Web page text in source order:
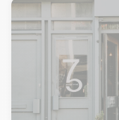
Le barème de nos
Les informations sur
sont disponibles sur